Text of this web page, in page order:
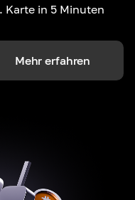
Karte in 5 Minuten
Mehr erfahren